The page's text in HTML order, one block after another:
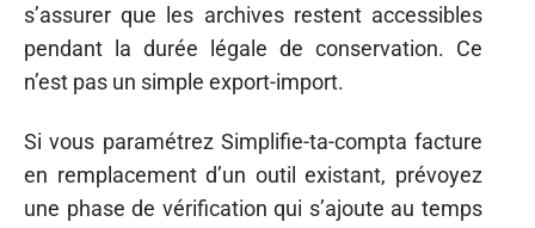
s’assurer que les archives restent accessibles
pendant la durée légale de conservation. Ce
n’est pas un simple export-import.
Si vous paramétrez Simplifie-ta-compta facture
en remplacement d’un outil existant, prévoyez
une phase de vérification qui s’ajoute au temps